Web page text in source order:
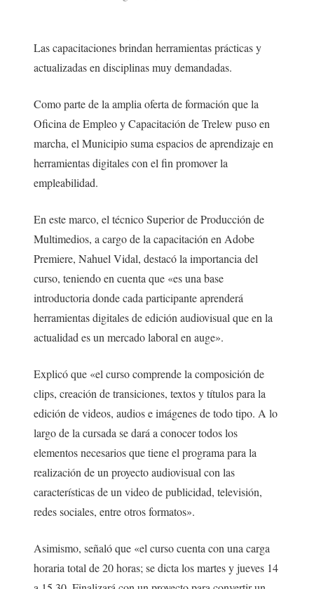
Las capacitaciones brindan herramientas prácticas y
actualizadas en disciplinas muy demandadas.
Como parte de la amplia oferta de formación que la
Oficina de Empleo y Capacitación de Trelew puso en
marcha, el Municipio suma espacios de aprendizaje en
herramientas digitales con el fin promover la
empleabilidad.
En este marco, el técnico Superior de Producción de
Multimedios, a cargo de la capacitación en Adobe
Premiere, Nahuel Vidal, destacó la importancia del
curso, teniendo en cuenta que «es una base
introductoria donde cada participante aprenderá
herramientas digitales de edición audiovisual que en la
actualidad es un mercado laboral en auge».
Explicó que «el curso comprende la composición de
clips, creación de transiciones, textos y títulos para la
edición de videos, audios e imágenes de todo tipo. A lo
largo de la cursada se dará a conocer todos los
elementos necesarios que tiene el programa para la
realización de un proyecto audiovisual con las
características de un video de publicidad, televisión,
redes sociales, entre otros formatos».
Asimismo, señaló que «el curso cuenta con una carga
horaria total de 20 horas; se dicta los martes y jueves 14